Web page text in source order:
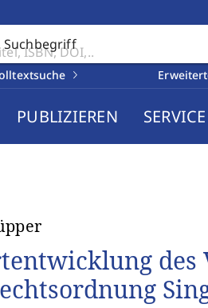
Suchbegriff
PUBLIZIEREN SERVICE
des